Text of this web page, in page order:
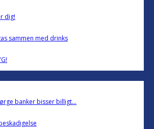
dig!
sammen med drinks
banker bisser billigt...